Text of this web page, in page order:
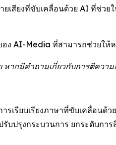
เสียงที่ขับเคลื่อนด้วย AI ที่ช่ว
ง AI-Media ที่สามารถช่วยให้
ากมีคำถามเกี่ยวกับการตีความ
เรียบเรียงภาษาที่ขับเคลื่อน
ปรุงกระบวนการ ยกระดับกา